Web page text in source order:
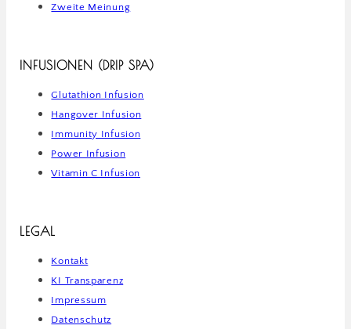
Zweite Meinung
INFUSIONEN (DRIP SPA)
Glutathion Infusion
Hangover Infusion
Immunity Infusion
Power Infusion
Vitamin C Infusion
LEGAL
Kontakt
KI Transparenz
Impressum
Datenschutz